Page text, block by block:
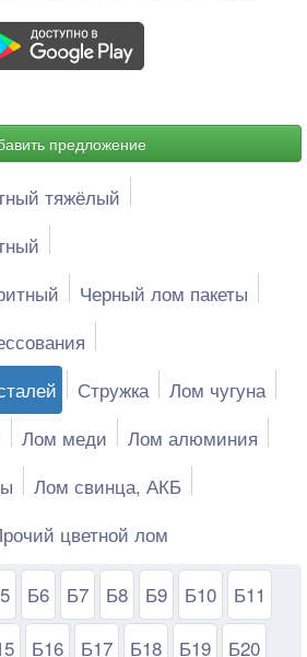
предложение
тяжёлый
Черный лом пакеты
Стружка
Лом чугуна
Лом меди
Лом алюминия
Лом свинца, АКБ
цветной лом
Б6 Б7 Б8 Б9 Б10
Б11
Б16 Б17 Б18 Б19
Б20